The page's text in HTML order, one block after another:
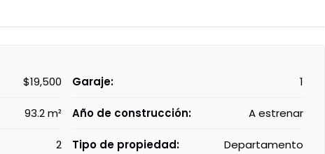
$19,500
93.2 m²
2
Garaje: 1
Año de construcción: A estrenar
Tipo de propiedad: Departamento